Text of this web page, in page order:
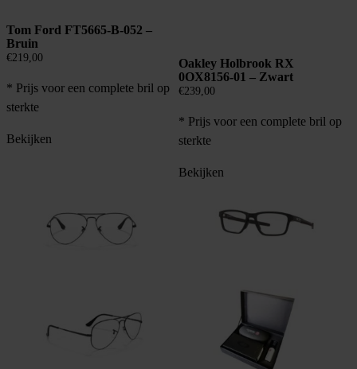
Tom Ford FT5665-B-052 –
Bruin
€219,00
* Prijs voor een complete bril op
sterkte
Bekijken
Oakley Holbrook RX
0OX8156-01 – Zwart
€239,00
* Prijs voor een complete bril op
sterkte
Bekijken